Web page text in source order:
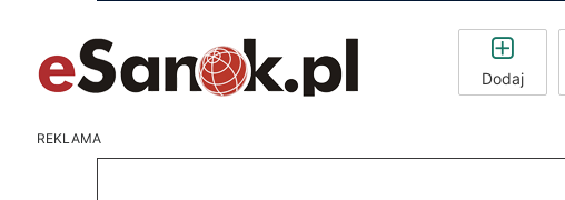
Dodaj
REKLAMA